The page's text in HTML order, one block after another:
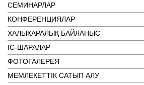
СЕМИНАРЛАР
КОНФЕРЕНЦИЯЛАР
ХАЛЫҚАРАЛЫҚ БАЙЛАНЫС
ІC-ШАРАЛАР
ФОТОГАЛЕРЕЯ
МЕМЛЕКЕТТІК САТЫП АЛУ